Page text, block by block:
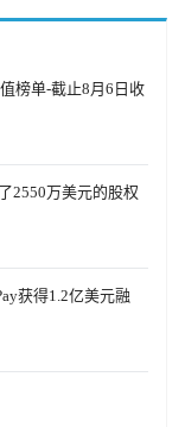
的新问题。 接下
从单
工具，就像汽车中
们真正想要的是“AI
与绩效评估。这种
我们也在为供应商
代理”。例如，“从
票与支持”的全流
，企业岗位将被系
”或“应收账款专员”
自动回答问题、生成
榜单-截止8月6日收
2550万美元的股权
获得1.2亿美元融